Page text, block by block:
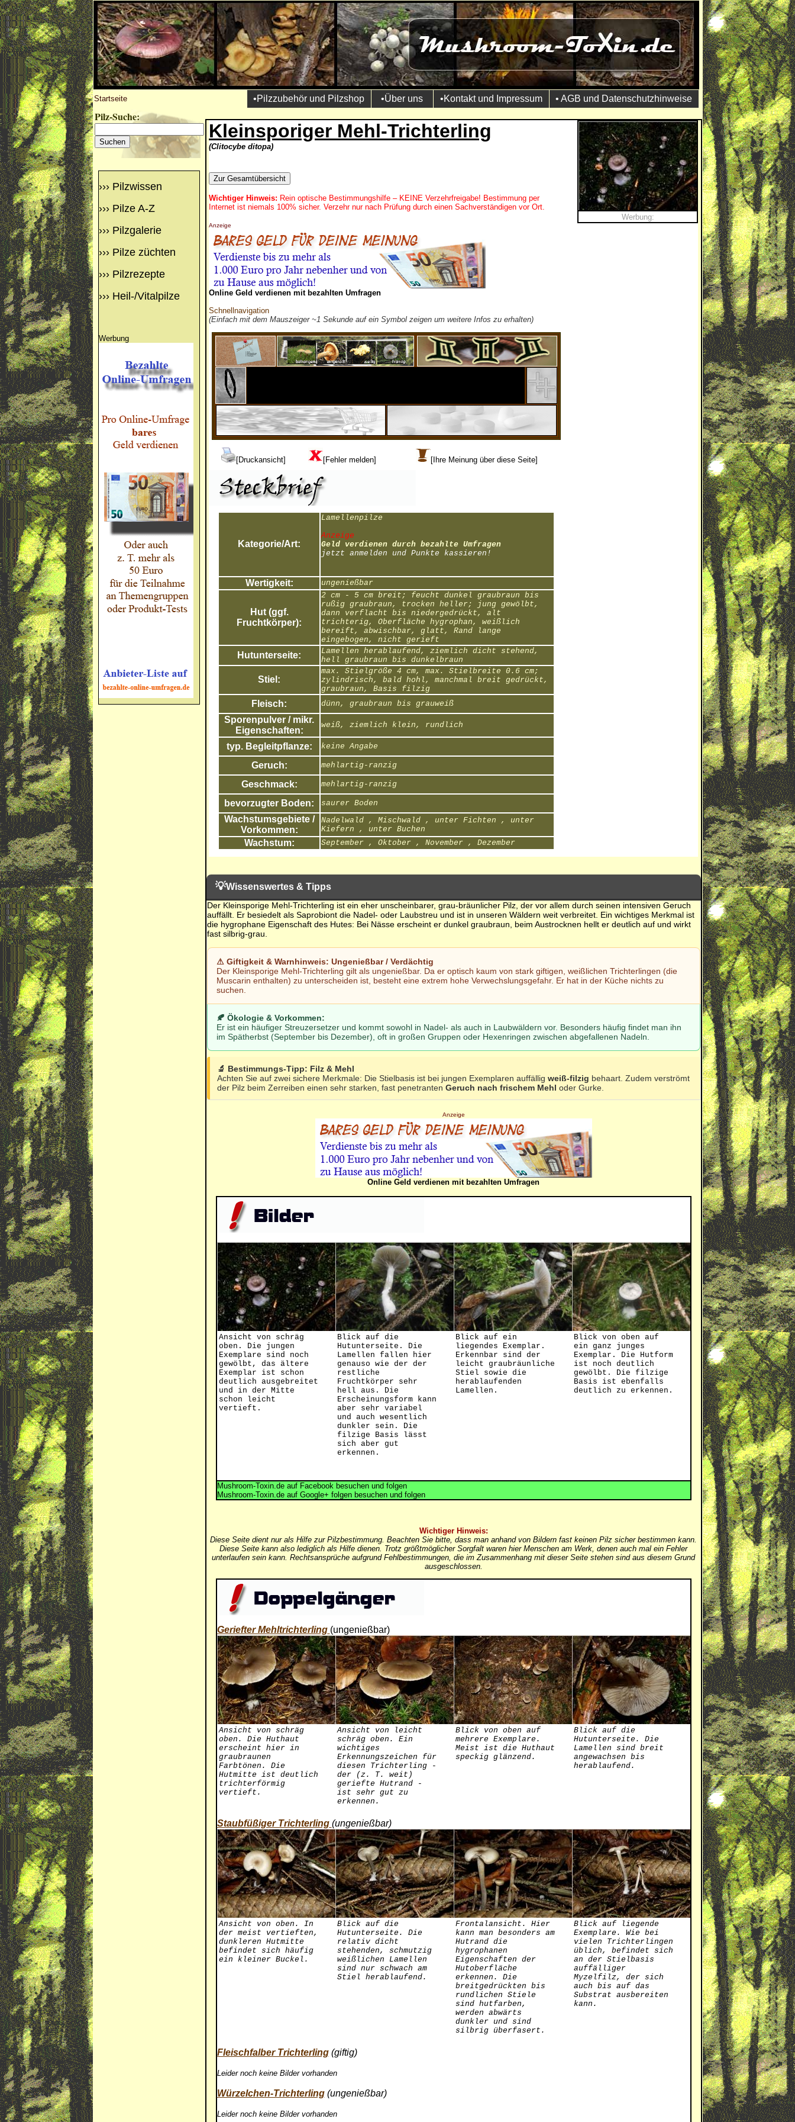
Startseite •Pilzzubehör und Pilzshop •Über uns •Kontakt und Impressum • AGB und Datenschutzhinweise
Pilz-Suche:
››› Pilzwissen
››› Pilze A-Z
››› Pilzgalerie
››› Pilze züchten
››› Pilzrezepte
››› Heil-/Vitalpilze
Werbung
Kleinsporiger Mehl-Trichterling
(Clitocybe ditopa)
Wichtiger Hinweis: Rein optische Bestimmungshilfe – KEINE Verzehrfreigabe! Bestimmung per
Internet ist niemals 100% sicher. Verzehr nur nach Prüfung durch einen Sachverständigen vor Ort.
Anzeige
Online Geld verdienen mit bezahlten Umfragen
Schnellnavigation
(Einfach mit dem Mauszeiger ~1 Sekunde auf ein Symbol zeigen um weitere Infos zu erhalten)
[Druckansicht] [Fehler melden] [Ihre Meinung über diese Seite]
Kategorie/Art:
Lamellenpilze
Anzeige
Geld verdienen durch bezahlte Umfragen
jetzt anmelden und Punkte kassieren!
Wertigkeit: ungenießbar
Hut (ggf.
Fruchtkörper):
2 cm - 5 cm breit; feucht dunkel graubraun bis
rußig graubraun, trocken heller; jung gewölbt,
dann verflacht bis niedergedrückt, alt
trichterig, Oberfläche hygrophan, weißlich
bereift, abwischbar, glatt, Rand lange
eingebogen, nicht gerieft
Hutunterseite:
Lamellen herablaufend, ziemlich dicht stehend,
hell graubraun bis dunkelbraun
Stiel:
max. Stielgröße 4 cm, max. Stielbreite 0.6 cm;
zylindrisch, bald hohl, manchmal breit gedrückt,
graubraun, Basis filzig
Fleisch: dünn, graubraun bis grauweiß
Sporenpulver / mikr.
Eigenschaften:
weiß, ziemlich klein, rundlich
typ. Begleitpflanze: keine Angabe
Geruch: mehlartig-ranzig
Geschmack: mehlartig-ranzig
bevorzugter Boden: saurer Boden
Wachstumsgebiete /
Vorkommen:
Nadelwald , Mischwald , unter Fichten , unter
Kiefern , unter Buchen
Wachstum: September , Oktober , November , Dezember
Werbung:
💡Wissenswertes & Tipps
Der Kleinsporige Mehl-Trichterling ist ein eher unscheinbarer, grau-bräunlicher Pilz, der vor allem durch seinen intensiven Geruch
auffällt. Er besiedelt als Saprobiont die Nadel- oder Laubstreu und ist in unseren Wäldern weit verbreitet. Ein wichtiges Merkmal ist
die hygrophane Eigenschaft des Hutes: Bei Nässe erscheint er dunkel graubraun, beim Austrocknen hellt er deutlich auf und wirkt
fast silbrig-grau.
⚠ Giftigkeit & Warnhinweis: Ungenießbar / Verdächtig
Der Kleinsporige Mehl-Trichterling gilt als ungenießbar. Da er optisch kaum von stark giftigen, weißlichen Trichterlingen (die
Muscarin enthalten) zu unterscheiden ist, besteht eine extrem hohe Verwechslungsgefahr. Er hat in der Küche nichts zu
suchen.
🍂 Ökologie & Vorkommen:
Er ist ein häufiger Streuzersetzer und kommt sowohl in Nadel- als auch in Laubwäldern vor. Besonders häufig findet man ihn
im Spätherbst (September bis Dezember), oft in großen Gruppen oder Hexenringen zwischen abgefallenen Nadeln.
🔬 Bestimmungs-Tipp: Filz & Mehl
Achten Sie auf zwei sichere Merkmale: Die Stielbasis ist bei jungen Exemplaren auffällig weiß-filzig behaart. Zudem verströmt
der Pilz beim Zerreiben einen sehr starken, fast penetranten Geruch nach frischem Mehl oder Gurke.
Anzeige
Online Geld verdienen mit bezahlten Umfragen
Ansicht von schräg
oben. Die jungen
Exemplare sind noch
gewölbt, das ältere
Exemplar ist schon
deutlich ausgebreitet
und in der Mitte
schon leicht
vertieft.
Blick auf die
Hutunterseite. Die
Lamellen fallen hier
genauso wie der der
restliche
Fruchtkörper sehr
hell aus. Die
Erscheinungsform kann
aber sehr variabel
und auch wesentlich
dunkler sein. Die
filzige Basis lässt
sich aber gut
erkennen.
Blick auf ein
liegendes Exemplar.
Erkennbar sind der
leicht graubräunliche
Stiel sowie die
herablaufenden
Lamellen.
Blick von oben auf
ein ganz junges
Exemplar. Die Hutform
ist noch deutlich
gewölbt. Die filzige
Basis ist ebenfalls
deutlich zu erkennen.
Mushroom-Toxin.de auf Facebook besuchen und folgen
Mushroom-Toxin.de auf Google+ folgen besuchen und folgen
Wichtiger Hinweis:
Diese Seite dient nur als Hilfe zur Pilzbestimmung. Beachten Sie bitte, dass man anhand von Bildern fast keinen Pilz sicher bestimmen kann.
Diese Seite kann also lediglich als Hilfe dienen. Trotz größtmöglicher Sorgfalt waren hier Menschen am Werk, denen auch mal ein Fehler
unterlaufen sein kann. Rechtsansprüche aufgrund Fehlbestimmungen, die im Zusammenhang mit dieser Seite stehen sind aus diesem Grund
ausgeschlossen.
Geriefter Mehltrichterling (ungenießbar)
Ansicht von schräg
oben. Die Huthaut
erscheint hier in
graubraunen
Farbtönen. Die
Hutmitte ist deutlich
trichterförmig
vertieft.
Ansicht von leicht
schräg oben. Ein
wichtiges
Erkennungszeichen für
diesen Trichterling -
der (z. T. weit)
geriefte Hutrand -
ist sehr gut zu
erkennen.
Blick von oben auf
mehrere Exemplare.
Meist ist die Huthaut
speckig glänzend.
Blick auf die
Hutunterseite. Die
Lamellen sind breit
angewachsen bis
herablaufend.
Staubfüßiger Trichterling (ungenießbar)
Ansicht von oben. In
der meist vertieften,
dunkleren Hutmitte
befindet sich häufig
ein kleiner Buckel.
Blick auf die
Hutunterseite. Die
relativ dicht
stehenden, schmutzig
weißlichen Lamellen
sind nur schwach am
Stiel herablaufend.
Frontalansicht. Hier
kann man besonders am
Hutrand die
hygrophanen
Eigenschaften der
Hutoberfläche
erkennen. Die
breitgedrückten bis
rundlichen Stiele
sind hutfarben,
werden abwärts
dunkler und sind
silbrig überfasert.
Blick auf liegende
Exemplare. Wie bei
vielen Trichterlingen
üblich, befindet sich
an der Stielbasis
auffälliger
Myzelfilz, der sich
auch bis auf das
Substrat ausbereiten
kann.
Fleischfalber Trichterling(giftig)
Leider noch keine Bilder vorhanden
Würzelchen-Trichterling(ungenießbar)
Leider noch keine Bilder vorhanden